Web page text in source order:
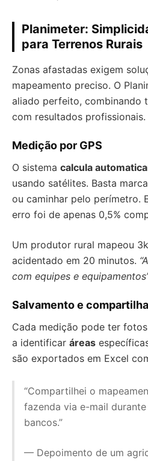
Planimeter:
para Terrenos Rurais
Zonas afastadas exigem
mapeamento preciso. O
aliado perfeito, combinando
com resultados profissionais.
Medição por GPS
O sistema calcula
usando satélites. Basta
ou caminhar pelo perímetro.
erro foi de apenas 0,5%
Um produtor rural mapeou
acidentado em 20 minutos.
com equipes e
Salvamento e
Cada medição pode ter
a identificar áreas
são exportados em Excel
“Compartilhei o
fazenda via e-mail
bancos.”
— Depoimento de um